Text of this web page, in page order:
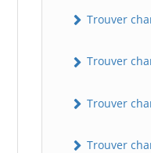
Trouver
Trouver
Trouver
Trouver